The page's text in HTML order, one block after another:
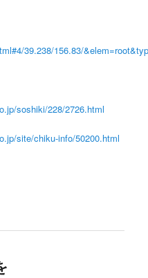
39.238/156.83/
soshiki/228/2726.html
site/chiku-info/50200.html